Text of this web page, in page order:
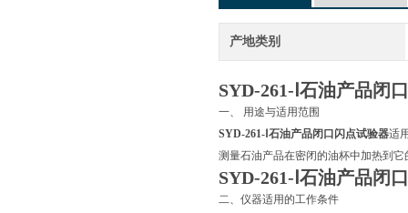
产地类别
SYD-261-Ⅰ石油产品闭
一、 用途与适用范围
SYD-261-Ⅰ石油产品闭口闪点试验器适
测量石油产品在密闭的油杯中加热到
SYD-261-Ⅰ石油产品闭
二、仪器适用的工作条件